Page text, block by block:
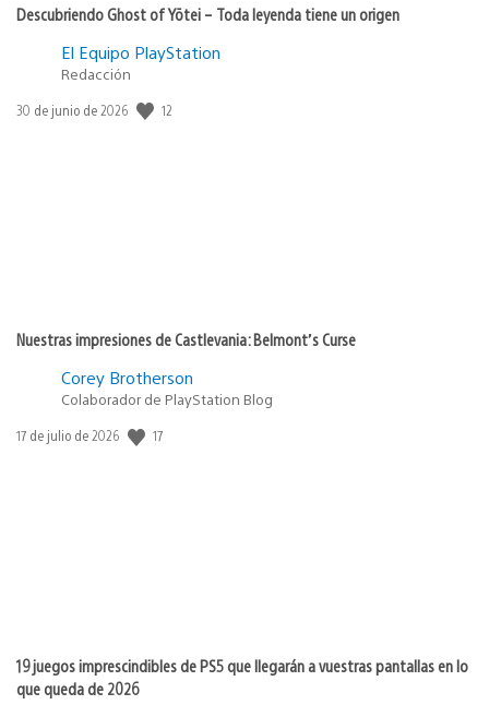
Descubriendo Ghost of Yōtei – Toda leyenda tiene un origen
El Equipo PlayStation
Redacción
Fecha
30 de junio de 2026 12
Nuestras impresiones de Castlevania: Belmont’s Curse
Corey Brotherson
Colaborador de PlayStation Blog
Fecha
17 de julio de 2026 17
19 juegos imprescindibles de PS5 que llegarán a vuestras pantallas en lo
que queda de 2026